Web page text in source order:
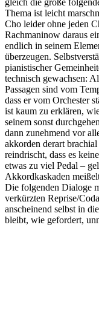
Thema ist leicht
Cho leider ohne jeden
Rachmaninow daraus
endlich in seinem
überzeugen.
pianistischer
technisch gewachsen:
Passagen sind vom
dass er vom Orchester
ist kaum zu erklären,
seinem sonst
dann zunehmend vor
akkorden derart
reindrischt, dass es
etwas zu viel Pedal –
Akkordkaskaden
Die folgenden Dialoge
verkürzten Reprise/
anscheinend selbst in
bleibt, wie gefordert,